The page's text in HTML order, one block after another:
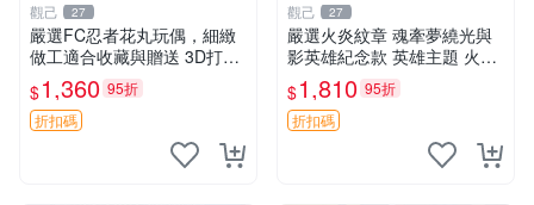
觀己 27
嚴選FC忍者花丸玩偶，細緻
做工適合收藏與贈送 3D打印
遊樂 玩具
$1,360 95折
折扣碼
觀己 27
嚴選火炎紋章 魂牽夢繞光與
影英雄紀念款 英雄主題 火炎
紋章 武器收藏
$1,810 95折
折扣碼